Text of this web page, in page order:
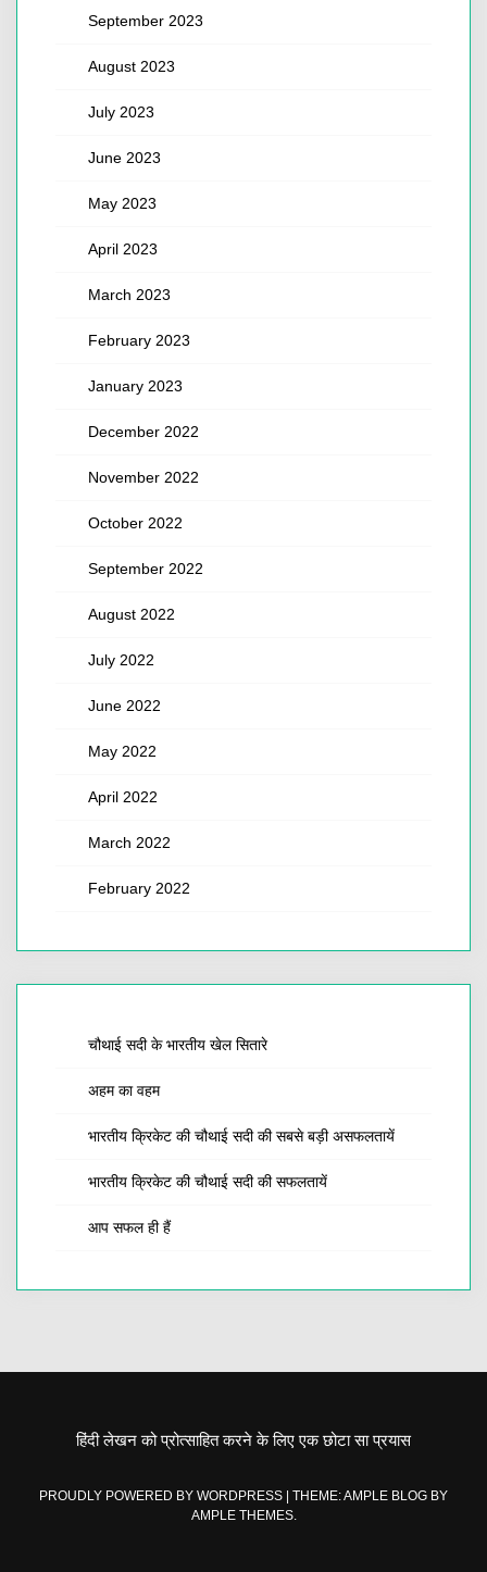
September 2023
August 2023
July 2023
June 2023
May 2023
April 2023
March 2023
February 2023
January 2023
December 2022
November 2022
October 2022
September 2022
August 2022
July 2022
June 2022
May 2022
April 2022
March 2022
February 2022
चौथाई सदी के भारतीय खेल सितारे
अहम का वहम
भारतीय क्रिकेट की चौथाई सदी की सबसे बड़ी असफलतायें
भारतीय क्रिकेट की चौथाई सदी की सफलतायें
आप सफल ही हैं
हिंदी लेखन को प्रोत्साहित करने के लिए एक छोटा सा प्रयास
PROUDLY POWERED BY WORDPRESS
THEME: AMPLE BLOG BY
AMPLE THEMES.